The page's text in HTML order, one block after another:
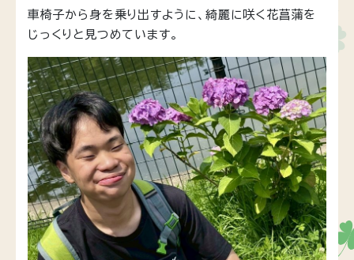
車椅子から身を乗り出すように、綺麗に咲く花菖蒲を
じっくりと見つめています。